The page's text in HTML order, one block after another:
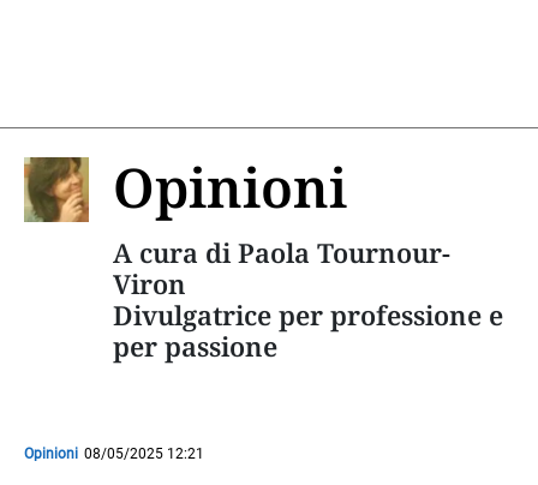
Opinioni
A cura di Paola Tournour-
Viron
Divulgatrice per professione e
per passione
Opinioni 08/05/2025 12:21